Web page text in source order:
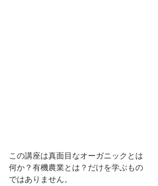
この講座は真面目なオーガニックとは
何か？有機農業とは？だけを学ぶもの
ではありません。